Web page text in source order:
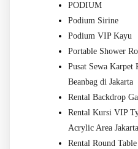
PODIUM
Podium Sirine
Podium VIP Kayu
Portable Shower
Pusat Sewa Karpet
Beanbag di Jakarta
Rental Backdrop
Rental Kursi VIP
Acrylic Area Jakarta
Rental Round